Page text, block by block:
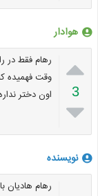
هوادار

3

رهام فقط در
وقت فهمیده
اون دختر
نویسنده
رهام هادیان